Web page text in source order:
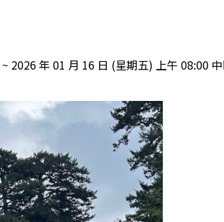
年 01 月 16 日 (星期五) 上午 08:00